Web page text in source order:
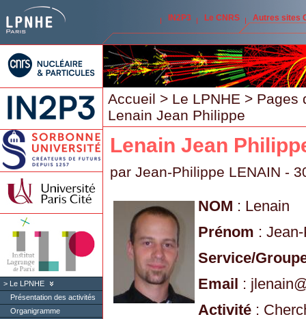
IN2P3 Le CNRS Autres sites
Le LPNHE
Présentation des activités
Organigramme
Accueil > Le LPNHE > Pages
Lenain Jean Philippe
Lenain Jean
par Jean-Philippe LENAIN -
NOM : Lenain
Prénom :
Service/
Email : jlenain
Activité :